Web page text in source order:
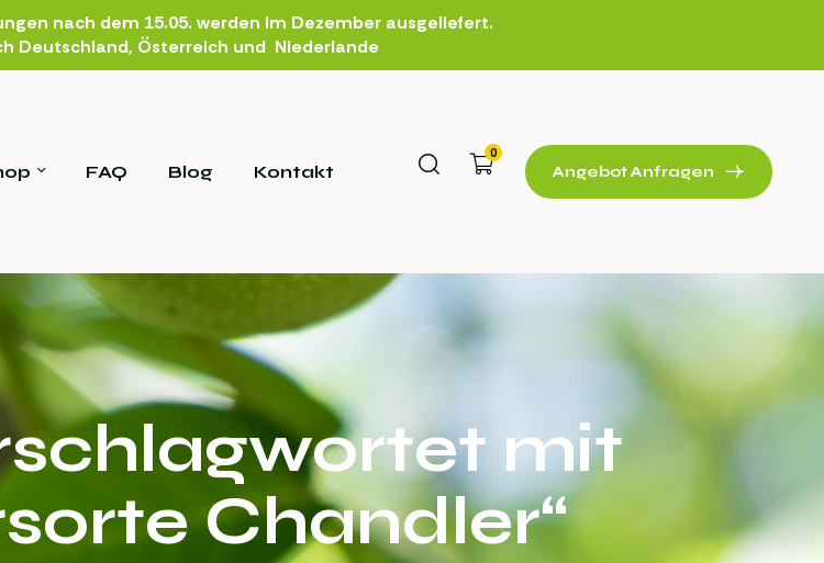
nach dem 15.05. werden im Dezember ausgeliefert.
Deutschland, Österreich und Niederlande
FAQ Blog Kontakt
0
Angebot Anfragen
mit
Chandler“